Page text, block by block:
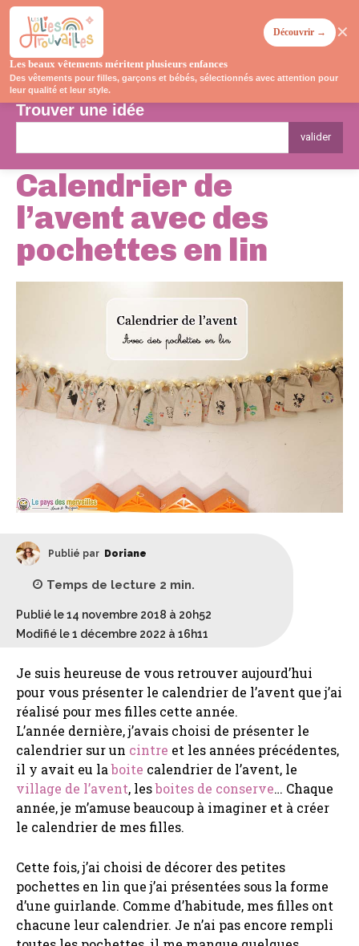
Trouver une idée
valider
Calendrier de
l’avent avec des
pochettes en lin
Publié par Doriane
Temps de lecture 2 min.
Publié le 14 novembre 2018 à 20h52
Modifié le 1 décembre 2022 à 16h11
Je suis heureuse de vous retrouver aujourd’hui
pour vous présenter le calendrier de l’avent que j’ai
réalisé pour mes filles cette année.
L’année dernière, j’avais choisi de présenter le
calendrier sur un cintre et les années précédentes,
il y avait eu laboite calendrier de l’avent, le
village de l’avent, lesboites de conserve… Chaque
année, je m’amuse beaucoup à imaginer et à créer
le calendrier de mes filles.
Cette fois, j’ai choisi de décorer des petites
pochettes en lin que j’ai présentées sous la forme
d’une guirlande. Comme d’habitude, mes filles ont
chacune leur calendrier. Je n’ai pas encore rempli
Les beaux vêtements méritent plusieurs enfances
Des vêtements pour filles, garçons et bébés, sélectionnés avec attention pour
leur qualité et leur style.
Découvrir → ✕